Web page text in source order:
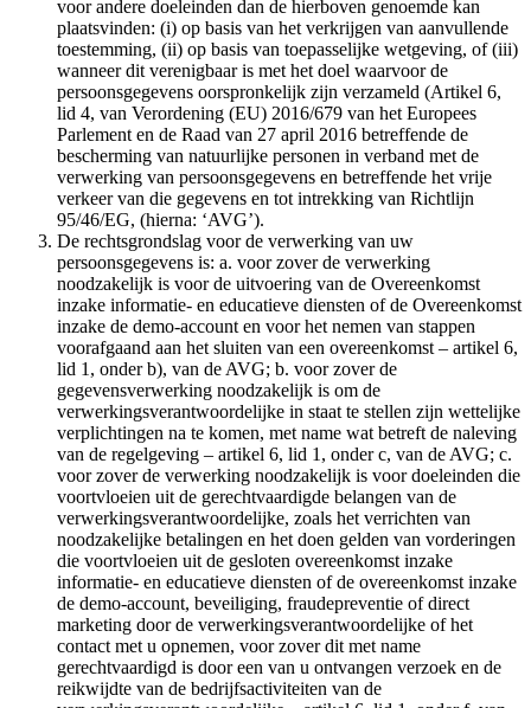
voor andere doeleinden dan de hierboven genoemde kan
plaatsvinden: (i) op basis van het verkrijgen van aanvullende
toestemming, (ii) op basis van toepasselijke wetgeving, of (iii)
wanneer dit verenigbaar is met het doel waarvoor de
persoonsgegevens oorspronkelijk zijn verzameld (Artikel 6,
lid 4, van Verordening (EU) 2016/679 van het Europees
Parlement en de Raad van 27 april 2016 betreffende de
bescherming van natuurlijke personen in verband met de
verwerking van persoonsgegevens en betreffende het vrije
verkeer van die gegevens en tot intrekking van Richtlijn
95/46/EG, (hierna: ‘AVG’).
De rechtsgrondslag voor de verwerking van uw
persoonsgegevens is: a. voor zover de verwerking
noodzakelijk is voor de uitvoering van de Overeenkomst
inzake informatie- en educatieve diensten of de Overeenkomst
inzake de demo-account en voor het nemen van stappen
voorafgaand aan het sluiten van een overeenkomst – artikel 6,
lid 1, onder b), van de AVG; b. voor zover de
gegevensverwerking noodzakelijk is om de
verwerkingsverantwoordelijke in staat te stellen zijn wettelijke
verplichtingen na te komen, met name wat betreft de naleving
van de regelgeving – artikel 6, lid 1, onder c, van de AVG; c.
voor zover de verwerking noodzakelijk is voor doeleinden die
voortvloeien uit de gerechtvaardigde belangen van de
verwerkingsverantwoordelijke, zoals het verrichten van
noodzakelijke betalingen en het doen gelden van vorderingen
die voortvloeien uit de gesloten overeenkomst inzake
informatie- en educatieve diensten of de overeenkomst inzake
de demo-account, beveiliging, fraudepreventie of direct
marketing door de verwerkingsverantwoordelijke of het
contact met u opnemen, voor zover dit met name
gerechtvaardigd is door een van u ontvangen verzoek en de
reikwijdte van de bedrijfsactiviteiten van de